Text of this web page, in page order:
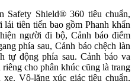
Safety Shield® 360 tiêu chuẩn,
tiên tiến bao gồm Phanh khẩn
người đi bộ, Cảnh báo điểm
phía sau, Cảnh báo chệch làn
tự động phía sau. Cảnh báo va
cho phân khúc cũng là trang
Vô-lăng xúc giác tiêu chuẩn,